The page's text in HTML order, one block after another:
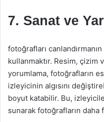
7. Sanat ve
fotoğrafları
kullanmaktır. Resim, çizim
yorumlama, fotoğrafların
izleyicinin algısını
boyut katabilir. Bu,
sunarak fotoğrafların